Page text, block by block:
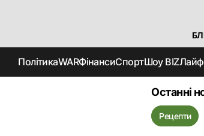
ПолітикаWARФінансиСпортШоу BIZ
Останні
Рецепти